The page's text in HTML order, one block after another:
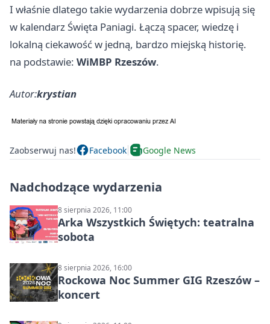
I właśnie dlatego takie wydarzenia dobrze wpisują się
w kalendarz Święta Paniagi. Łączą spacer, wiedzę i
lokalną ciekawość w jedną, bardzo miejską historię.
na podstawie: WiMBP Rzeszów.
Autor:krystian
Zaobserwuj nas! Facebook Google News
Nadchodzące wydarzenia
8 sierpnia 2026, 11:00
Arka Wszystkich Świętych: teatralna
sobota
8 sierpnia 2026, 16:00
Rockowa Noc Summer GIG Rzeszów –
koncert